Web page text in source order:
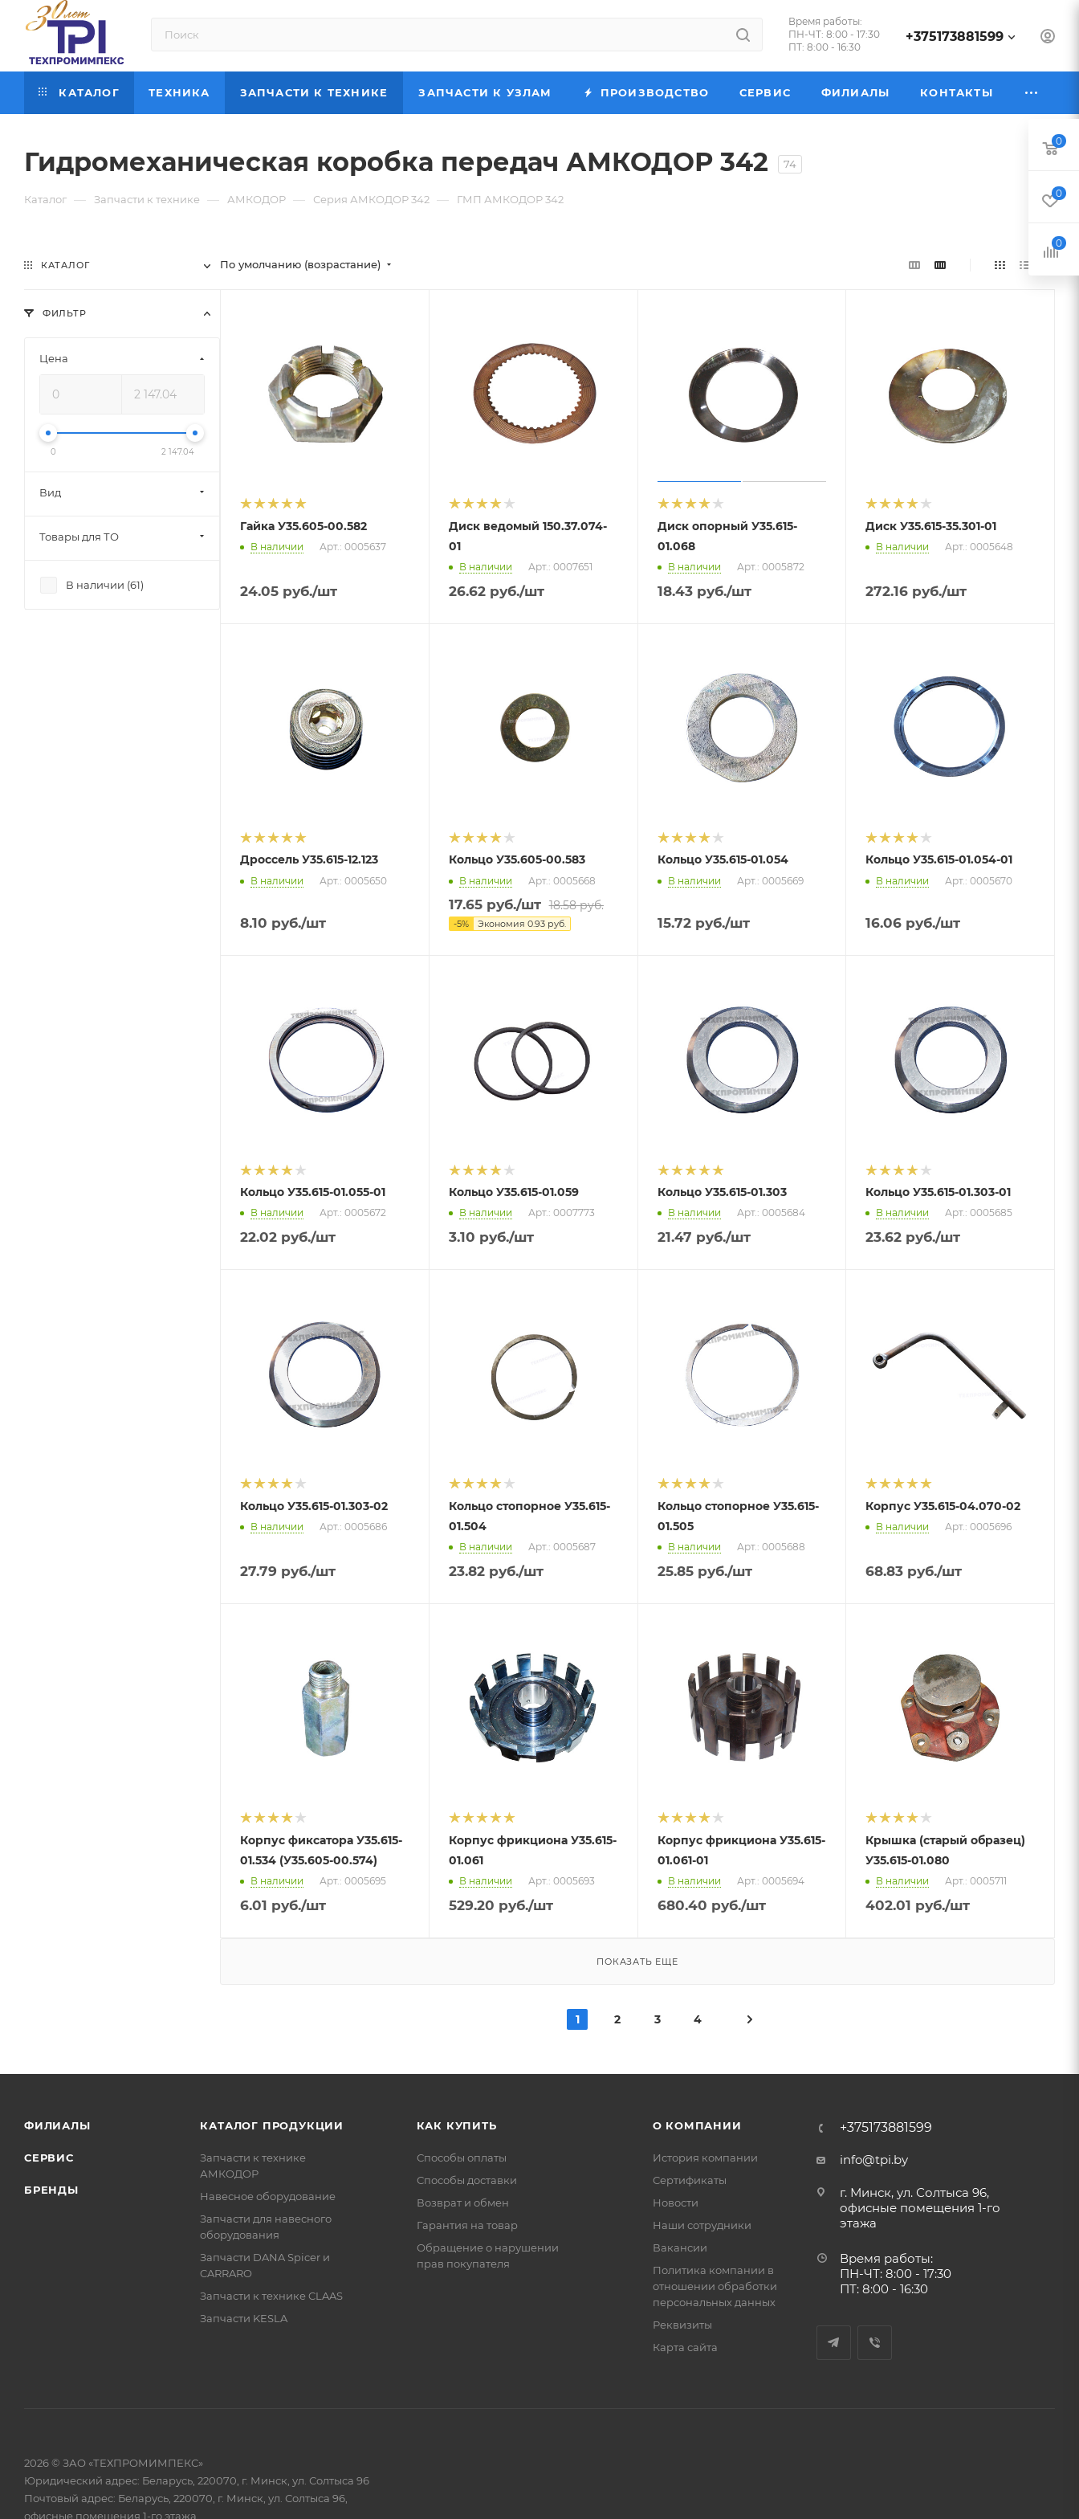
Время работы:
ПН-ЧТ: 8:00 - 17:30
ПТ: 8:00 - 16:30
+375173881599
КАТАЛОГ ТЕХНИКА ЗАПЧАСТИ К ТЕХНИКЕ ЗАПЧАСТИ К УЗЛАМ ПРОИЗВОДСТВО СЕРВИС ФИЛИАЛЫ КОНТАКТЫ
Гидромеханическая коробка передач АМКОДОР 342 74
Каталог — Запчасти к технике — АМКОДОР — Серия АМКОДОР 342 — ГМП АМКОДОР 342
По умолчанию (возрастание)
Гайка У35.605-00.582
В наличии Арт.: 0005637
24.05 руб./шт
Диск ведомый 150.37.074-
01
В наличии Арт.: 0007651
26.62руб./шт
Диск опорный У35.615-
01.068
В наличии Арт.: 0005872
18.43руб./шт
Диск У35.615-35.301-01
В наличии Арт.: 0005648
272.16 руб./шт
Дроссель У35.615-12.123
В наличии Арт.: 0005650
8.10 руб./шт
Кольцо У35.605-00.583
В наличии Арт.: 0005668
17.65руб./шт 18.58руб.
-5% Экономия 0.93руб.
Кольцо У35.615-01.054
В наличии Арт.: 0005669
15.72руб./шт
Кольцо У35.615-01.054-01
В наличии Арт.: 0005670
16.06 руб./шт
Кольцо У35.615-01.055-01
В наличии Арт.: 0005672
22.02 руб./шт
Кольцо У35.615-01.059
В наличии Арт.: 0007773
3.10 руб./шт
Кольцо У35.615-01.303
В наличии Арт.: 0005684
21.47 руб./шт
Кольцо У35.615-01.303-01
В наличии Арт.: 0005685
23.62 руб./шт
Кольцо У35.615-01.303-02
В наличии Арт.: 0005686
27.79 руб./шт
Кольцо стопорное У35.615-
01.504
В наличии Арт.: 0005687
23.82руб./шт
Кольцо стопорное У35.615-
01.505
В наличии Арт.: 0005688
25.85руб./шт
Корпус У35.615-04.070-02
В наличии Арт.: 0005696
68.83 руб./шт
Корпус фиксатора У35.615-
01.534 (У35.605-00.574)
В наличии Арт.: 0005695
6.01 руб./шт
Корпус фрикциона У35.615-
01.061
В наличии Арт.: 0005693
529.20 руб./шт
Корпус фрикциона У35.615-
01.061-01
В наличии Арт.: 0005694
680.40 руб./шт
Крышка (старый образец)
У35.615-01.080
В наличии Арт.: 0005711
402.01 руб./шт
ПОКАЗАТЬ ЕЩЕ
1 2 3 4
КАТАЛОГ
ФИЛЬТР
Цена
0 2 147.04
Вид
Товары для ТО
В наличии (61)
ФИЛИАЛЫ
СЕРВИС
БРЕНДЫ
КАТАЛОГ ПРОДУКЦИИ
Запчасти к технике
АМКОДОР
Навесное оборудование
Запчасти для навесного
оборудования
Запчасти DANA Spicer и
CARRARO
Запчасти к технике CLAAS
Запчасти KESLA
КАК КУПИТЬ
Способы оплаты
Способы доставки
Возврат и обмен
Гарантия на товар
Обращение о нарушении
прав покупателя
О КОМПАНИИ
История компании
Сертификаты
Новости
Наши сотрудники
Вакансии
Политика компании в
отношении обработки
персональных данных
Реквизиты
Карта сайта
+375173881599
info@tpi.by
г. Минск, ул. Солтыса 96,
офисные помещения 1-го
этажа
Время работы:
ПН-ЧТ: 8:00 - 17:30
ПТ: 8:00 - 16:30
2026 © ЗАО «ТЕХПРОМИМПЕКС»
Юридический адрес: Беларусь, 220070, г. Минск, ул. Солтыса 96
Почтовый адрес: Беларусь, 220070, г. Минск, ул. Солтыса 96,
офисные помещения 1-го этажа
0
0
0